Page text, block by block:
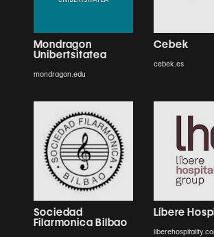
Mondragon
Unibertsitatea
mondragon.edu
Cebek
cebek.es
Sociedad
Filarmonica Bilbao
Líbere